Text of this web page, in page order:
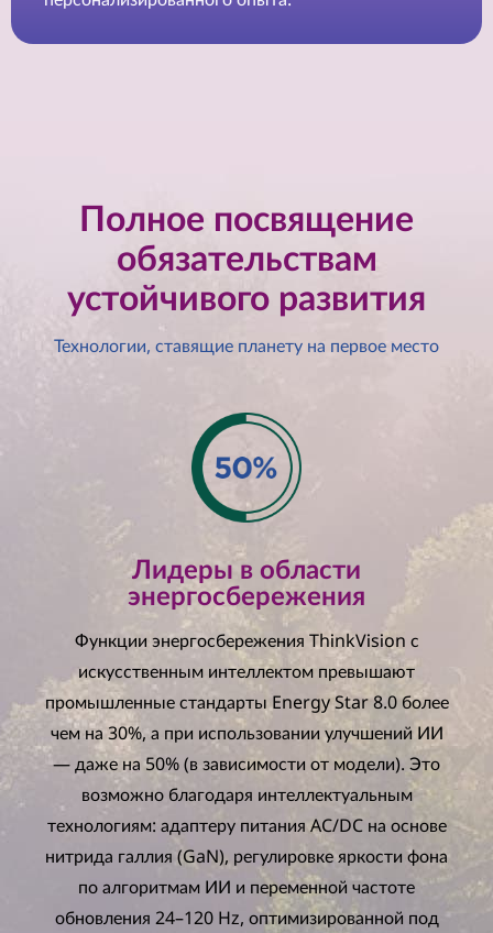
б
т
в
е
Полное посвящение
обязательствам
устойчивого развития
Технологии, ставящие планету на первое место
Лидеры в области
энергосбережения
Функции энергосбережения ThinkVision с
искусственным интеллектом превышают
промышленные стандарты Energy Star 8.0 более
чем на 30%, а при использовании улучшений ИИ
— даже на 50% (в зависимости от модели). Это
возможно благодаря интеллектуальным
технологиям: адаптеру питания AC/DC на основе
нитрида галлия (GaN), регулировке яркости фона
по алгоритмам ИИ и переменной частоте
обновления 24–120 Hz, оптимизированной под